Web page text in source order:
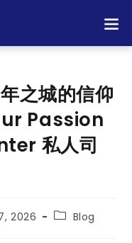
之城的信仰
Passion
私人司
2026 Blog